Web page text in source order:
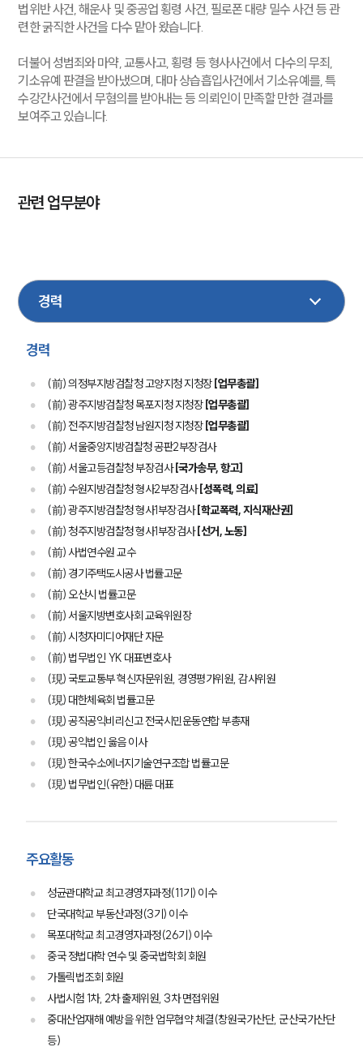
법위반 사건, 해운사 및 중공업 횡령 사건, 필로폰 대량 밀수 사건 등 관
련한 굵직한 사건을 다수 맡아 왔습니다.
더불어 성범죄와 마약, 교통사고, 횡령 등 형사사건에서 다수의 무죄,
기소유예 판결을 받아냈으며, 대마 상습흡입사건에서 기소유예를, 특
수강간사건에서 무혐의를 받아내는 등 의뢰인이 만족할 만한 결과를
보여주고 있습니다.
관련 업무분야
성범죄
경력
(前) 의정부지방검찰청 고양지청 지청장[업무총괄]
(前) 광주지방검찰청 목포지청 지청장[업무총괄]
(前) 전주지방검찰청 남원지청 지청장[업무총괄]
(前) 서울중앙지방검찰청 공판2부장검사
(前) 서울고등검찰청 부장검사[국가송무, 항고]
(前) 수원지방검찰청 형사2부장검사[성폭력, 의료]
(前) 광주지방검찰청 형사1부장검사[학교폭력, 지식재산권]
(前) 청주지방검찰청 형사1부장검사[선거, 노동]
(前) 사법연수원 교수
(前) 경기주택도시공사 법률고문
(前) 오산시 법률고문
(前) 서울지방변호사회 교육위원장
(前) 시청자미디어재단 자문
(前) 법무법인 YK 대표변호사
(現) 국토교통부 혁신자문위원, 경영평가위원, 감사위원
(現) 대한체육회 법률고문
(現) 공직공익비리신고 전국시민운동연합 부총재
(現) 공익법인 옳음 이사
(現) 한국수소에너지기술연구조합 법률고문
(現) 법무법인(유한) 대륜 대표
주요활동
성균관대학교 최고경영자과정(11기) 이수
단국대학교 부동산과정(3기) 이수
목포대학교 최고경영자과정(26기) 이수
중국 정법대학 연수 및 중국법학회 회원
가톨릭법조회 회원
사법시험 1차, 2차 출제위원, 3차 면접위원
중대산업재해 예방을 위한 업무협약 체결(창원국가산단, 군산국가산단
등)